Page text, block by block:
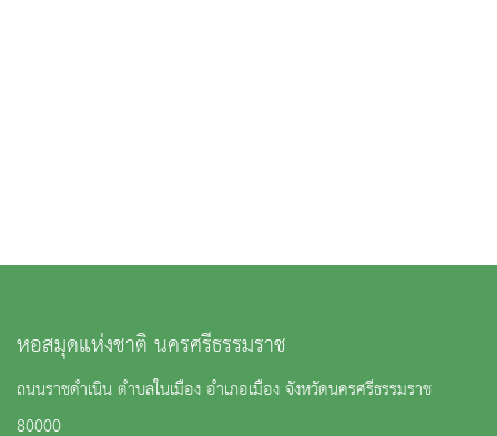
หอสมุดแห่งชาติ นครศรีธรรมราช
ถนนราชดำเนิน ตำบลในเมือง อำเภอเมือง จังหวัดนครศรีธรรมราช
80000